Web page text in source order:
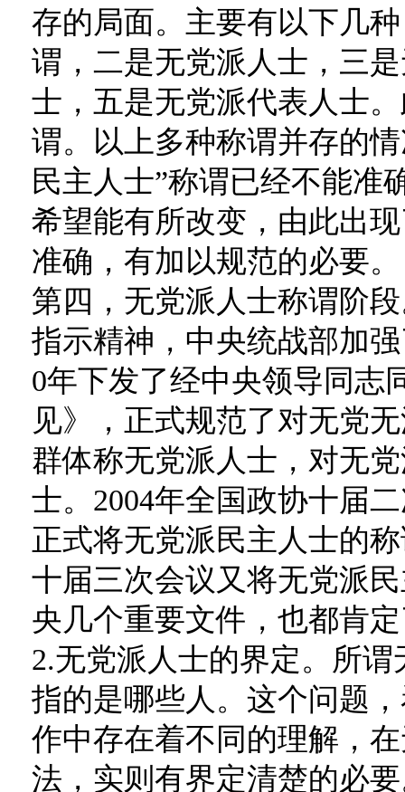
存的局面。主要有以下几
谓，二是无党派人士，三
士，五是无党派代表人士
谓。以上多种称谓并存的
民主人士”称谓已经不能准
希望能有所改变，由此出
准确，有加以规范的必要。
第四，无党派人士称谓阶
指示精神，中央统战部加
0年下发了经中央领导同志
见》，正式规范了对无党
群体称无党派人士，对无
士。2004年全国政协十届
正式将无党派民主人士的
十届三次会议又将无党派
央几个重要文件，也都肯
2.无党派人士的界定。所
指的是哪些人。这个问题
作中存在着不同的理解，
法，实则有界定清楚的必